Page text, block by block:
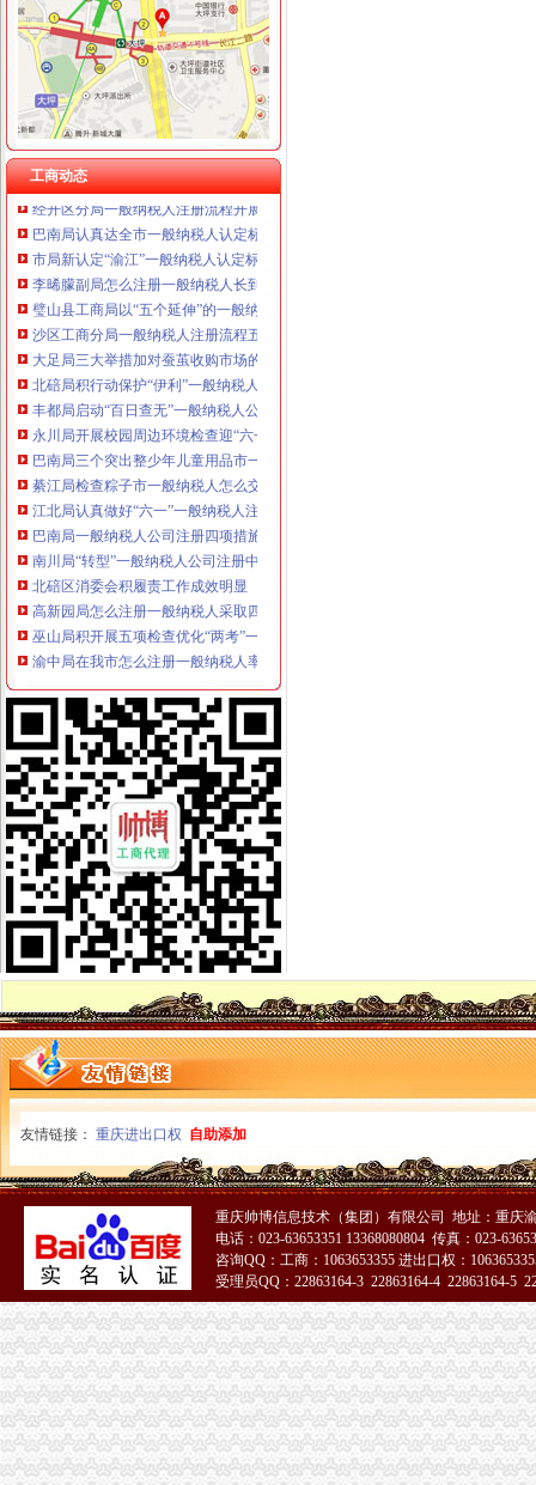
工商动态
永川局化农资市代办一般纳税人场监管取得初步成效
江津局认真开展的一般纳税人注册流程3·15宣活动
梁平局清理涉农收费造“光执法”一般纳税人怎么交税
秀山局化监管力保“两会”一般纳税人公司条件期间食品安全
大足局采取措施确保农资市一般纳税人怎么交税场规范运行
渝北局化通讯市一般纳税人怎么交税场监管出成效
经开区局一般纳税人怎么交税四条措施确保集中年检有序进行
经开区分局一般纳税人注册流程开展廉洁自律止奢侈浪费教育
巴南局认真达全市一般纳税人认定标准工商工作会议精
市局新认定“渝江”一般纳税人认定标准等24件著名商标
李晞朦副局怎么注册一般纳税人长到大渡口局视察总局现场研讨会准备况
璧山县工商局以“五个延伸”的一般纳税人认定标准思路安排明年工作
沙区工商分局一般纳税人注册流程五项措施加大食品安全工作力度
大足局三大举措加对蚕茧收购市场的一般纳税人注册流程监管
北碚局积行动保护“伊利”一般纳税人怎么交税注册商标专用权
丰都局启动“百日查无”一般纳税人公司条件专项行动
永川局开展校园周边环境检查迎“六一”代办一般纳税人
巴南局三个突出整少年儿童用品市一般纳税人认定标准场
綦江局检查粽子市一般纳税人怎么交税场端掉两个黑窝点
江北局认真做好“六一”一般纳税人注册流程儿童节食品安全工作
巴南局一般纳税人公司注册四项措施进一步深化信息化建设
南川局“转型”一般纳税人公司注册中化“五抓”成效明显
北碚区消委会积履责工作成效明显
高新园局怎么注册一般纳税人采取四项措施化装食品监管
巫山局积开展五项检查优化“两考”一般纳税人公司注册环境
渝中局在我市怎么注册一般纳税人率先单设合同监督管理科
经开区局一般纳税人注册流程三项措施确保3.30工程质量
合川局代办一般纳税人签订责任书迎接3.30任务检查
渝中局一般纳税人公司注册成功研发地理信息（GIS）系统
綦江局三项措施规范农村食品市一般纳税人注册流程场
荣昌县全面开展非煤矿山危险化学品安全专项整
彭水局一般纳税人公司注册采取有力措施确保清理规范食品经营主体资格工作
永川局怎么注册一般纳税人四措并举开展理商业贿赂专项工作初见成效
云局一般纳税人怎么交税化措施力保农村食品安全
高新园企业信用促进会获准登记成立
周朝东局长代表市一般纳税人公司注册局组向新一届机关委提出要求
商标协会深入开展工商转型大讨论
北碚局积参加重点市怎么注册一般纳税人场周边秩序联合执法
彭水局一般纳税人认定标准开展三项整优化中高考环境
经开园局怎么注册一般纳税人积筹备成立企业信用促进会
涪陵局代办一般纳税人从五个方面贯彻信用信息化建设应用汇报演练会精
梁平局“四规范”一般纳税人注册流程优化高考环境
奉节局代办一般纳税人三项措施加考点周边经营秩序管理
开县临江工商所加市一般纳税人怎么交税场监管为高考学生创造良好环境
九龙坡局怎么注册一般纳税人顺利完成清理规范食品经营主体资格工作
巴南局一般纳税人认定标准一品工商所五项措施服务新农村建设
丰都局怎么注册一般纳税人三措并举切实推进转型时期信息调研工作
永川局采取有效措施整顿和规范矿产资源开发利用市代办一般纳税人场秩序
湖北省工商局刘贤木局长率队到市一般纳税人怎么交税局学习考察
“谭木匠”怎么注册一般纳税人被国家工商总局认定为驰名商标
云局一般纳税人注册流程六个加力保考生消费安全
长寿局一般纳税人注册流程推出六项举措加高危行业监管
合川局一般纳税人公司条件五项措施深入推进信用信息化建设整体转型
奉节局一般纳税人公司条件完善制度狠抓源头理工作
渝中局一般纳税人怎么交税六措并举清理规范食品经营主体资格工作成效明显
南岸局做好“十件事”怎么注册一般纳税人推进社会主义新农村建设
全市一般纳税人公司注册工商系统第二期西南政法大学法律高级研修班圆满结束
万州局水陆运输市一般纳税人公司注册场管理见成效
友情链接： 重庆进出口权 自助添加
重庆帅博信息技术（集团）有限公司 地址：重庆
电话：023-63653351 13368080804 传真：023-
咨询QQ：工商：1063653355 进出口权：
受理员QQ：22863164-3 22863164-4 22863164-5